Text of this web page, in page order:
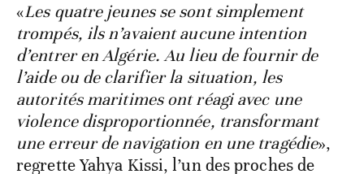
«Les quatre jeunes se sont simplement
trompés, ils n’avaient aucune intention
d’entrer en Algérie. Au lieu de fournir de
l’aide ou de clarifier la situation, les
autorités maritimes ont réagi avec une
violence disproportionnée, transformant
une erreur de navigation en une tragédie»,
regrette Yahya Kissi, l’un des proches de